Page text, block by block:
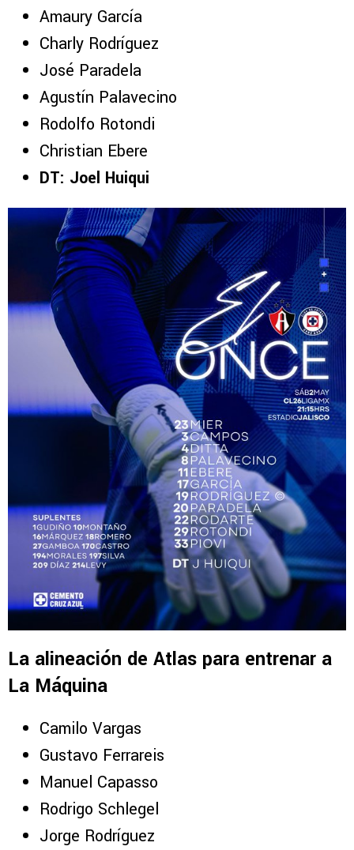
Amaury García
Charly Rodríguez
José Paradela
Agustín Palavecino
Rodolfo Rotondi
Christian Ebere
DT: Joel Huiqui
La alineación de Atlas para entrenar a
La Máquina
Camilo Vargas
Gustavo Ferrareis
Manuel Capasso
Rodrigo Schlegel
Jorge Rodríguez